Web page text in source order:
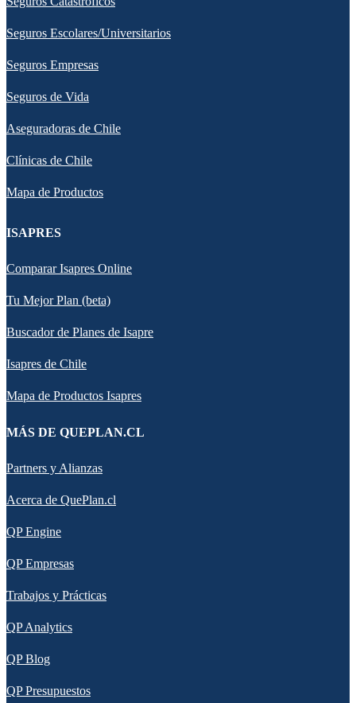
Seguros Escolares/Universitarios
Seguros Empresas
Seguros de Vida
Aseguradoras de Chile
Clínicas de Chile
Mapa de Productos
ISAPRES
Comparar Isapres Online
Tu Mejor Plan (beta)
Buscador de Planes de Isapre
Isapres de Chile
Mapa de Productos Isapres
MÁS DE QUEPLAN.CL
Partners y Alianzas
Acerca de QuePlan.cl
QP Engine
QP Empresas
Trabajos y Prácticas
QP Analytics
QP Blog
QP Presupuestos